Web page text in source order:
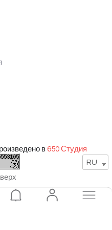
RU
в 650 Студия